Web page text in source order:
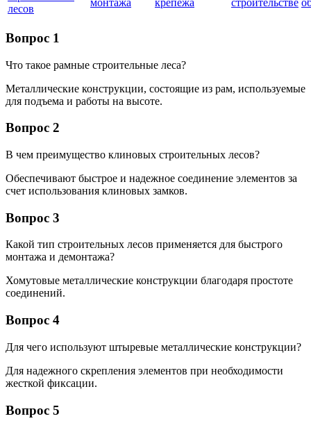
лесов
монтажа крепежа строительстве
Вопрос 1
Что такое рамные строительные леса?
Металлические конструкции, состоящие из рам, используемые
для подъема и работы на высоте.
Вопрос 2
В чем преимущество клиновых строительных лесов?
Обеспечивают быстрое и надежное соединение элементов за
счет использования клиновых замков.
Вопрос 3
Какой тип строительных лесов применяется для быстрого
монтажа и демонтажа?
Хомутовые металлические конструкции благодаря простоте
соединений.
Вопрос 4
Для чего используют штыревые металлические конструкции?
Для надежного скрепления элементов при необходимости
жесткой фиксации.
Вопрос 5